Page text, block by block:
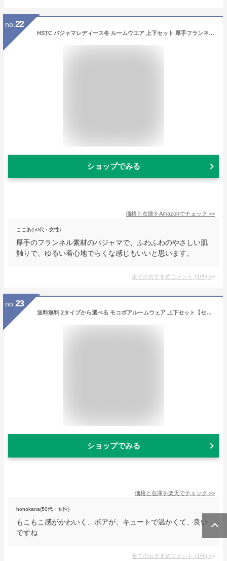
no. 22
HSTC パジャマレディース冬 ルームウエア 上下セット 厚手フランネル柔らか 快適 暖か 気持ち良い (ブラウン, XL)
ショップでみる
価格と在庫をAmazonでチェック >>
ここあ(50代・女性)
厚手のフランネル素材のパジャマで、ふわふわのやさしい肌
触りで、ゆるい着心地でらくな感じもいいと思います。
全てのおすすめコメント (1件) >
no. 23
送料無料 2タイプから選べる モコボアルームウェア 上下セット【セットアップ パジャマ レディース ルームウエア ボア もこもこ 冬 秋冬 無地 パンツ パーカー ジップアップ プルオーバー 長袖 可愛い 暖かい ギフト プレゼント】クリスマス【福袋対象】 kimou
ショップでみる
価格と在庫を楽天でチェック >>
honokana(50代・女性)
もこもこ感がかわいく、ボアが、キュートで温かくて、良い
ですね
全てのおすすめコメント (1件) >